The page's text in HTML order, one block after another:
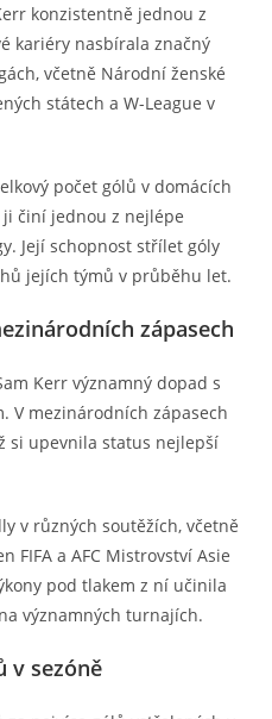
konzistentně jednou z
kariéry nasbírala značný
včetně Národní ženské
státech a W-League v
počet gólů v domácích
ji činí jednou z nejlépe
Její schopnost střílet góly
jejích týmů v průběhu let.
zápasech
Kerr významný dopad s
V mezinárodních zápasech
si upevnila status nejlepší
v různých soutěžích, včetně
FIFA a AFC Mistrovství Asie
pod tlakem z ní učinila
významných turnajích.
v sezóně